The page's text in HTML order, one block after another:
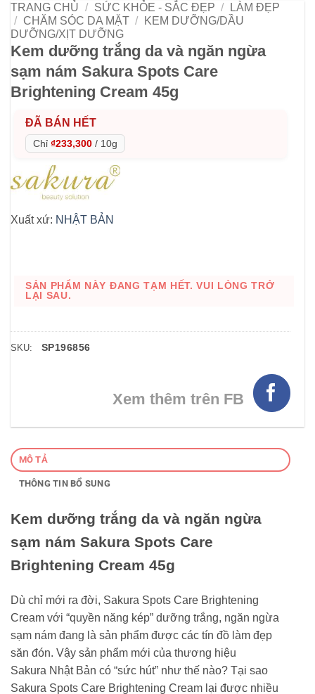
TRANG CHỦ / SỨC KHỎE - SẮC ĐẸP /
LÀM ĐẸP
/
CHĂM SÓC DA MẶT /
KEM DƯỠNG/DẦU
DƯỠNG/XỊT DƯỠNG
Kem dưỡng trắng da và ngăn ngừa
sạm nám Sakura Spots Care
Brightening Cream 45g
ĐÃ BÁN HẾT
Chỉ ₫233,300 / 10g
Xuất xứ: NHẬT BẢN
SẢN PHẨM NÀY ĐANG TẠM HẾT. VUI LÒNG TRỞ
LẠI SAU.
SKU: SP196856
Xem thêm trên FB
MÔ TẢ
THÔNG TIN BỔ SUNG
Kem dưỡng trắng da và ngăn ngừa
sạm nám Sakura Spots Care
Brightening Cream 45g
Dù chỉ mới ra đời, Sakura Spots Care Brightening
Cream với “quyền năng kép” dưỡng trắng, ngăn ngừa
sạm nám đang là sản phẩm được các tín đồ làm đẹp
săn đón. Vậy sản phẩm mới của thương hiệu
Sakura Nhật Bản có “sức hút” như thế nào? Tại sao
Sakura Spots Care Brightening Cream lại được nhiều